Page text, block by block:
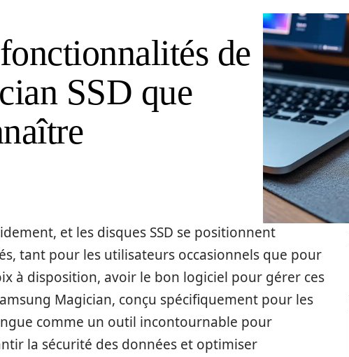
de
SSD que
et les disques SSD se positionnent
tant pour les utilisateurs occasionnels que pour
à disposition, avoir le bon logiciel pour gérer ces
Magician, conçu spécifiquement pour les
comme un outil incontournable pour
la sécurité des données et optimiser